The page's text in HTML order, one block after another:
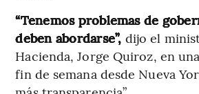
“Tenemos problemas de
deben abordarse”, dijo el
Hacienda, Jorge Quiroz, en
fin de semana desde Nueva